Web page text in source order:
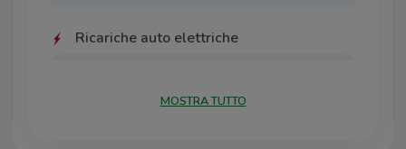
Ricariche auto elettriche
CONAD Brindisi Dalmazia | EnelX
MOSTRA TUTTO